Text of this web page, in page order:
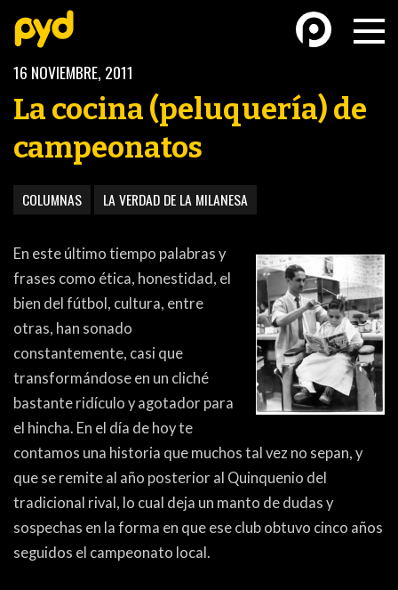
BASKETBALL FÚTBOL FEMENINO
FUTSAL FUTSAL FEMENINO
ACTUALIDAD
3ERA DIVISIÓN
FORMATIVAS
PARTIDOS
OTROS DEPORTES
ATLETISMO
HANDBALL
FÚTBOL PLAYA
16 NOVIEMBRE, 2011
La cocina (peluquería) de
campeonatos
COLUMNAS LA VERDAD DE LA MILANESA
En este último tiempo palabras y
frases como ética, honestidad, el
bien del fútbol, cultura, entre
otras, han sonado
constantemente, casi que
transformándose en un cliché
bastante ridículo y agotador para
el hincha. En el día de hoy te
contamos una historia que muchos tal vez no sepan, y
que se remite al año posterior al Quinquenio del
tradicional rival, lo cual deja un manto de dudas y
sospechas en la forma en que ese club obtuvo cinco años
seguidos el campeonato local.